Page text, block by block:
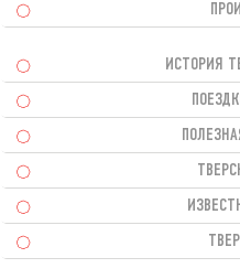
ИСТОРИЯ